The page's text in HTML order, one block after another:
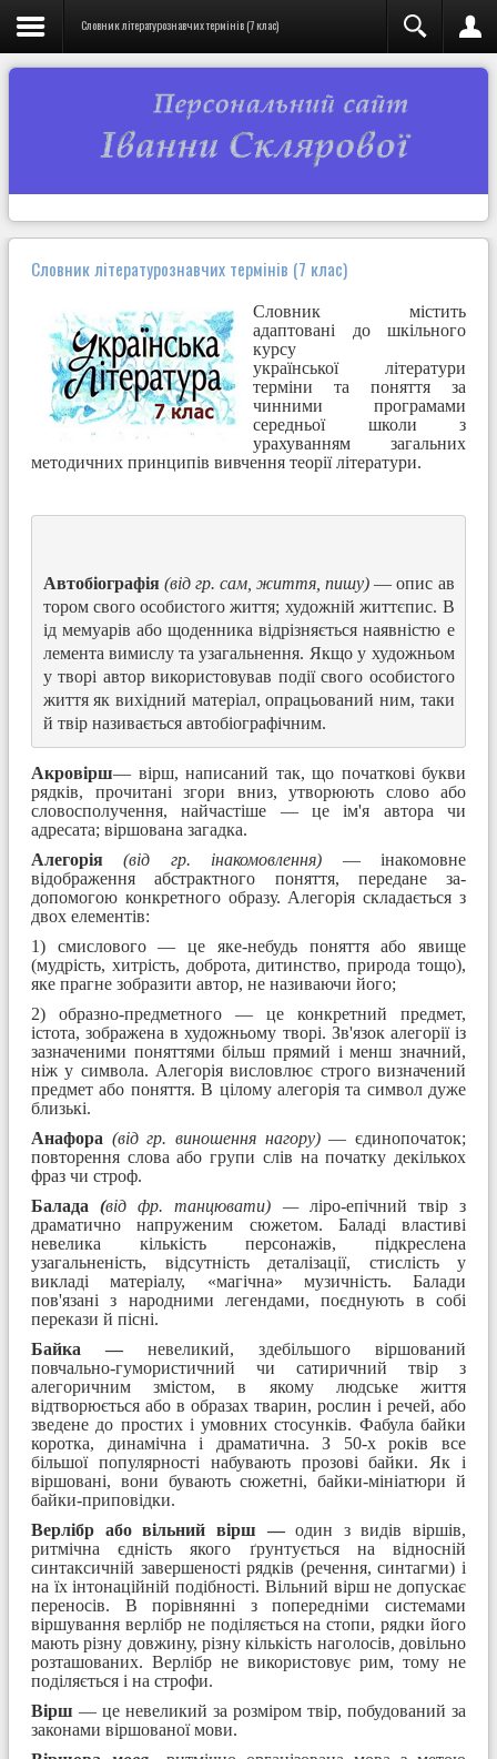
Словник літературознавчих термінів (7 клас)
Словник літературознавчих термінів (7 клас)
Словник містить
адаптовані до шкільного
курсу
української літератури
терміни та поняття за
чинними програмами
середньої школи з
урахуванням загальних
методичних принципів вивчення теорії літератури.
Автобіографія (від гр. сам, життя, пишу) — опис ав
тором свого особистого життя; художній життєпис. В
ід мемуарів або щоденника відрізняється наявністю е
лемента вимислу та узагальнення. Якщо у художньом
у творі автор використовував події свого особистого
життя як вихідний матеріал, опрацьований ним, таки
й твір називається автобіографічним.
Акровірш— вірш, написаний так, що початкові букви
рядків, прочитані згори вниз, утворюють слово або
словосполучення, найчастіше — це ім'я автора чи
адресата; віршована загадка.
Алегорія(від гр. інакомовлення) — інакомовне
відображення абстрактного поняття, передане за-
допомогою конкретного образу. Алегорія складається з
двох елементів:
1) смислового — це яке-небудь поняття або явище
(мудрість, хитрість, доброта, дитинство, природа тощо),
яке прагне зобразити автор, не називаючи його;
2) образно-предметного — це конкретний предмет,
істота, зображена в художньому творі. Зв'язок алегорії із
зазначеними поняттями більш прямий і менш значний,
ніж у символа. Алегорія висловлює строго визначений
предмет або поняття. В цілому алегорія та символ дуже
близькі.
Анафора (від гр. виношення нагору)— єдинопочаток;
повторення слова або групи слів на початку декількох
фраз чи строф.
Балада(від фр. танцювати) — ліро-епічний твір з
драматично напруженим сюжетом. Баладі властиві
невелика кількість персонажів, підкреслена
узагальненість, відсутність деталізації, стислість у
викладі матеріалу, «магічна» музичність. Балади
пов'язані з народними легендами, поєднують в собі
перекази й пісні.
Байка — невеликий, здебільшого віршований
повчально-гумористичний чи сатиричний твір з
алегоричним змістом, в якому людське життя
відтворюється або в образах тварин, рослин і речей, або
зведене до простих і умовних стосунків. Фабула байки
коротка, динамічна і драматична. З 50-х років все
більшої популярності набувають прозові байки. Як і
віршовані, вони бувають сюжетні, байки-мініатюри й
байки-приповідки.
Верлібр або вільний вірш —один з видів віршів,
ритмічна єдність якого ґрунтується на відносній
синтаксичній завершеності рядків (речення, синтагми) і
на їх інтонаційній подібності. Вільний вірш не допускає
переносів. В порівнянні з попередніми системами
віршування верлібр не поділяється на стопи, рядки його
мають різну довжину, різну кількість наголосів, довільно
розташованих. Верлібр не використовує рим, тому не
поділяється і на строфи.
Вірш — це невеликий за розміром твір, побудований за
законами віршованої мови.